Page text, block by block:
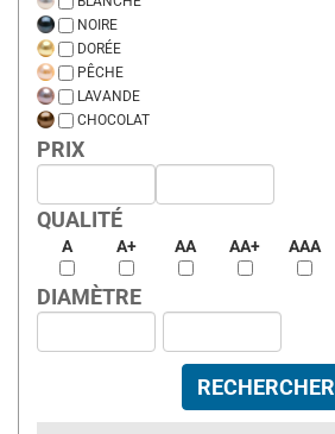
NOIRE
DORÉE
PÊCHE
LAVANDE
CHOCOLAT
PRIX
QUALITÉ
A A+ AA AA+ AAA
DIAMÈTRE